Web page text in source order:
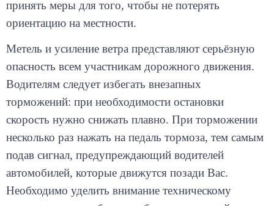
ориентацию на местности.
опасность всем участникам дорожного движения.
Водителям следует избегать внезапных
торможений: при необходимости остановки
скорость нужно снижать плавно. При торможении
несколько раз нажать на педаль тормоза, тем самым
подав сигнал, предупреждающий водителей
автомобилей, которые движутся позади Вас.
Необходимо уделить внимание техническому
состоянию автомобиля, особенно тормозной